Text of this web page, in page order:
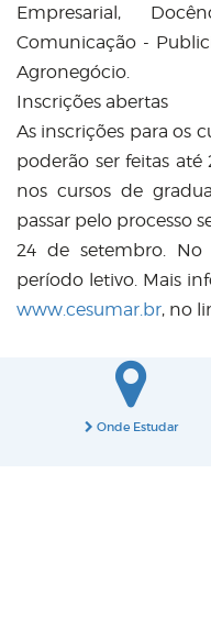
Empresarial,
Comunicação -
Agronegócio.
Inscrições abertas
As inscrições para os
poderão ser feitas até
nos cursos de
passar pelo processo
24 de setembro.
período letivo. Mais
www.cesumar.br, no
Onde Estudar